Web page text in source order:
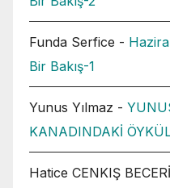
Funda Serfice -
Bir Bakış-1
Yunus Yılmaz -
KANADINDAKİ
Hatice CENKIŞ